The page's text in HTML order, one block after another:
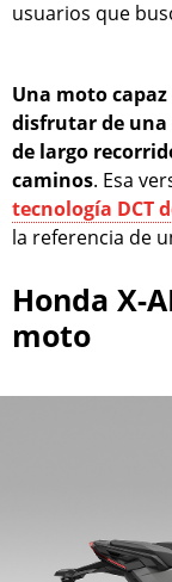
usuarios que
Una moto
disfrutar de una
de largo
caminos. Esa
tecnología DCT
la referencia de
Honda X-
moto